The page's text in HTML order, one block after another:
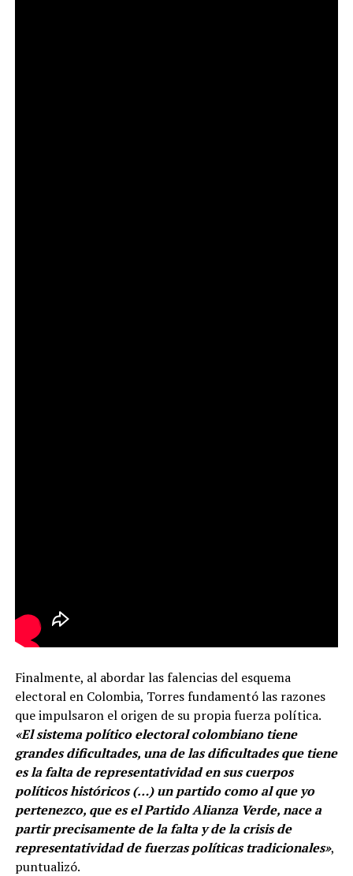
Finalmente, al abordar las falencias del esquema
electoral en Colombia, Torres fundamentó las razones
que impulsaron el origen de su propia fuerza política.
«El sistema político electoral colombiano tiene
grandes dificultades, una de las dificultades que tiene
es la falta de representatividad en sus cuerpos
políticos históricos (…) un partido como al que yo
pertenezco, que es el Partido Alianza Verde, nace a
partir precisamente de la falta y de la crisis de
representatividad de fuerzas políticas tradicionales»,
puntualizó.